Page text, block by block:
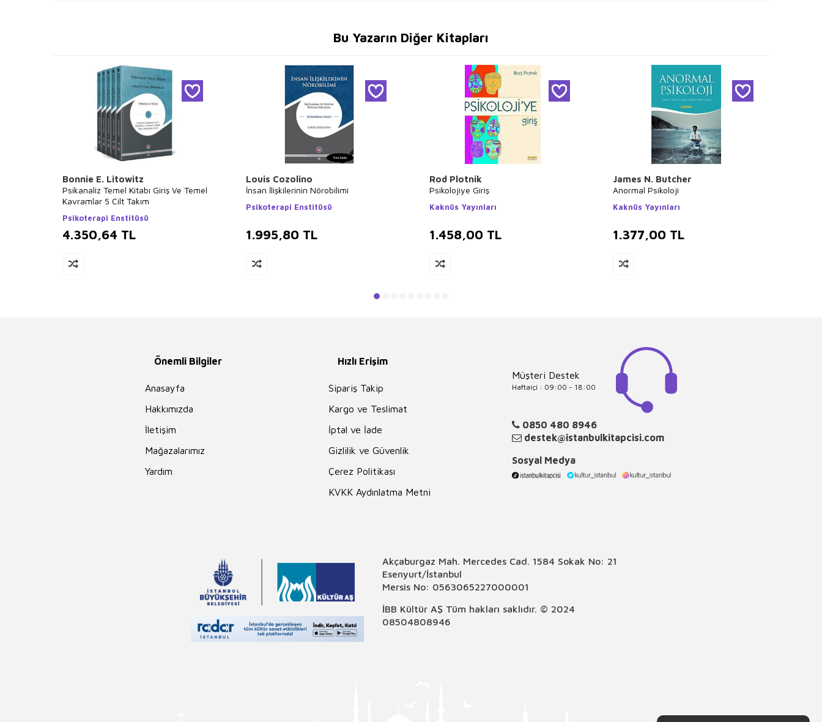
Bu Yazarın Diğer Kitapları
Bonnie E. Litowitz
Psikanaliz Temel Kitabı Giriş Ve Temel
Kavramlar 5 Cilt Takım
Psikoterapi Enstitüsü
4.350,64 TL
Louis Cozolino
İnsan İlişkilerinin Nörobilimi
Psikoterapi Enstitüsü
1.995,80 TL
Rod Plotnik
Psikolojiye Giriş
Kaknüs Yayınları
1.458,00 TL
James N. Butcher
Anormal Psikoloji
Kaknüs Yayınları
1.377,00 TL
Önemli Bilgiler
Anasayfa
Hakkımızda
İletişim
Mağazalarımız
Yardım
Hızlı Erişim
Sipariş Takip
Kargo ve Teslimat
İptal ve İade
Gizlilik ve Güvenlik
Çerez Politikası
KVKK Aydınlatma Metni
Müşteri Destek
Haftaiçi : 09:00 - 18:00
0850 480 8946
destek@istanbulkitapcisi.com
Sosyal Medya
Akçaburgaz Mah. Mercedes Cad. 1584 Sokak No: 21
Esenyurt/İstanbul
Mersis No: 0563065227000001
İBB Kültür AŞ Tüm hakları saklıdır. © 2024
08504808946